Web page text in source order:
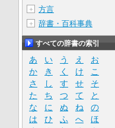
＋ 方言
＋ 辞書・百科事典
すべての辞書の索引
あ い う え
お
か
き く け
こ
さ
し す せ
そ
た
ち つ て
と
な
に ぬ ね
の
は
ひ ふ へ
ほ